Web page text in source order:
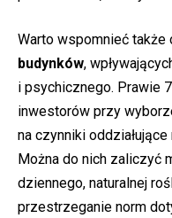
Warto wspomnieć także
budynków,
i psychicznego. Prawie
inwestorów przy
na czynniki
Można do nich zaliczyć
dziennego, naturalnej
przestrzeganie norm